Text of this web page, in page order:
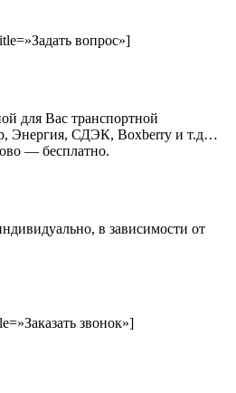
вопрос»]
для Вас транспортной
Энергия, СДЭК, Boxberry и т.д…
— бесплатно.
в зависимости от
звонок»]